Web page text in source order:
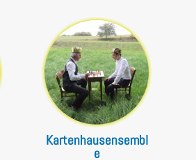
Kartenhausensembl
e